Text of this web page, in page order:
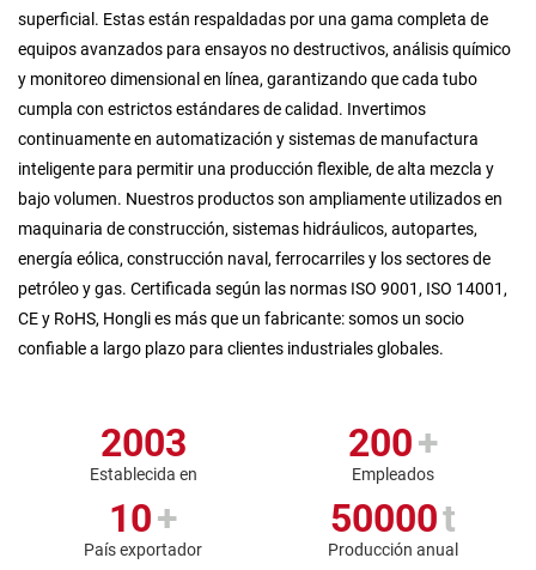
superficial. Estas están respaldadas por una gama completa de
equipos avanzados para ensayos no destructivos, análisis químico
y monitoreo dimensional en línea, garantizando que cada tubo
cumpla con estrictos estándares de calidad. Invertimos
continuamente en automatización y sistemas de manufactura
inteligente para permitir una producción flexible, de alta mezcla y
bajo volumen. Nuestros productos son ampliamente utilizados en
maquinaria de construcción, sistemas hidráulicos, autopartes,
energía eólica, construcción naval, ferrocarriles y los sectores de
petróleo y gas. Certificada según las normas ISO 9001, ISO 14001,
CE y RoHS, Hongli es más que un fabricante: somos un socio
confiable a largo plazo para clientes industriales globales.
2003
Establecida en
200+
Empleados
10+
País exportador
50000t
Producción anual